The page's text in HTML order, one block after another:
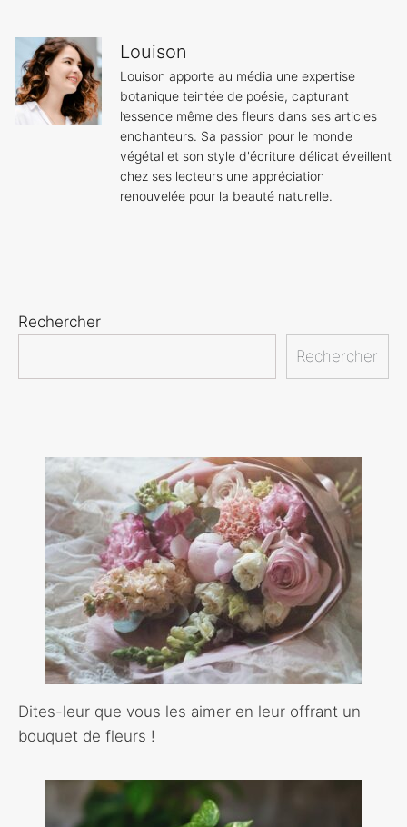
Louison
Louison apporte au média une expertise
botanique teintée de poésie, capturant
l’essence même des fleurs dans ses articles
enchanteurs. Sa passion pour le monde
végétal et son style d'écriture délicat éveillent
chez ses lecteurs une appréciation
renouvelée pour la beauté naturelle.
Rechercher
Rechercher
Dites-leur que vous les aimer en leur offrant un
bouquet de fleurs !